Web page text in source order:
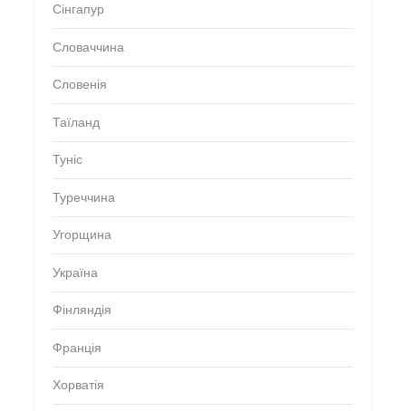
Сінгапур
Словаччина
Словенія
Таїланд
Туніс
Туреччина
Угорщина
Україна
Фінляндія
Франція
Хорватія